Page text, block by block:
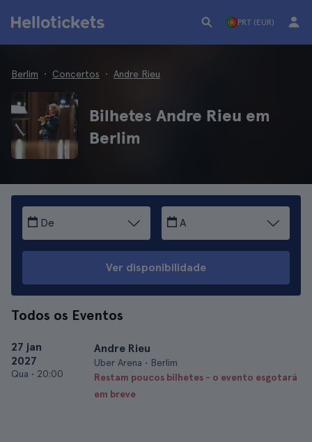
PRT (EUR)
Berlim Concertos Andre Rieu
Bilhetes Andre Rieu em
Berlim
De A
Ver disponibilidade
Todos os Eventos
27 jan
2027
Qua • 20:00
Andre Rieu
Uber Arena • Berlim
Restam poucos bilhetes - o evento esgotará
em breve